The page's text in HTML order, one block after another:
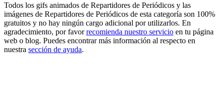
Todos los gifs animados de Repartidores de Periódicos y las
imágenes de Repartidores de Periódicos de esta categoría son 100%
gratuitos y no hay ningún cargo adicional por utilizarlos. En
agradecimiento, por favorrecomienda nuestro servicio en tu página
web o blog. Puedes encontrar más información al respecto en
nuestra sección de ayuda.